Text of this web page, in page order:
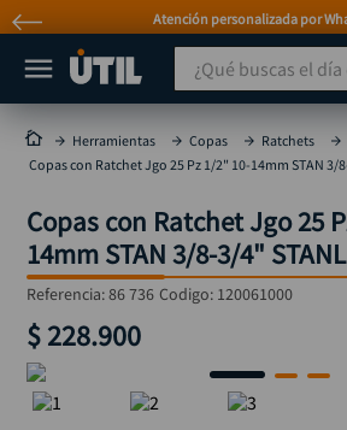
Atención personalizada por
¿Qué buscas el día de
Herramientas Copas
Ratchets
Copas con Ratchet Jgo 25 Pz 1/2" 10-14mm STAN 3/
Copas con Ratchet Jgo 25
14mm STAN 3/8-3/4"
Referencia:86 736 Codigo: 120061000
$228.900
MÁS BUSCADOS
taladro
taladros pulidoras
compresor
broca
sierra circular
hidrolavadora